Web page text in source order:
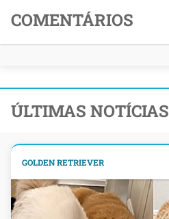
COMENTÁRIOS
ÚLTIMAS NOTÍCIAS
GOLDEN RETRIEVER